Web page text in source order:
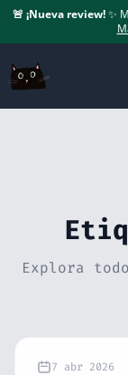
🚨 ¡Nueva review!✨
Explora
7 abr 2026